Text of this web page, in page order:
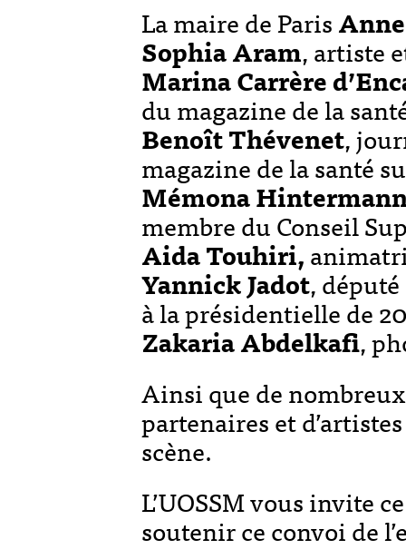
La maire de Paris
Sophia Aram, artiste
Marina Carrère
du magazine de la
Benoît Thévenet,
magazine de la santé
Mémona
membre du Conseil
Aida Touhiri,
Yannick Jadot,
à la présidentielle de
Zakaria Abdelkafi,
Ainsi que de
partenaires et
scène.
L’UOSSM vous invite
soutenir ce convoi de